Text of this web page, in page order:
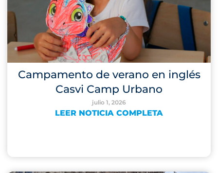
Campamento de verano en inglés
Casvi Camp Urbano
julio 1, 2026
LEER NOTICIA COMPLETA